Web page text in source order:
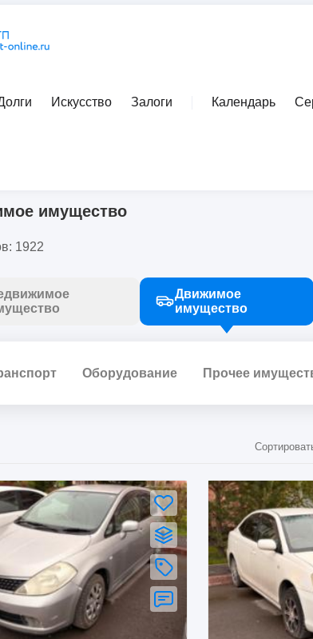
Искусство Залоги Календарь
имущество
1922
Движимое
имущество
Оборудование Прочее